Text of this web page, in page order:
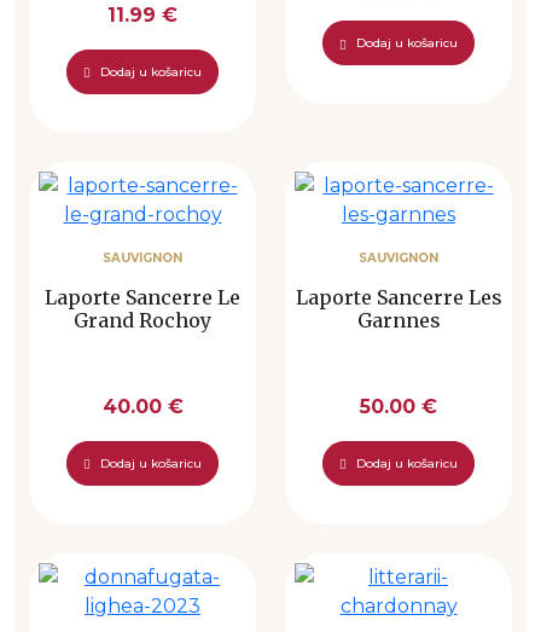
11.99 €
Dodaj u košaricu
Dodaj u košaricu
SAUVIGNON
Laporte Sancerre Le
Grand Rochoy
40.00 €
Dodaj u košaricu
SAUVIGNON
Laporte Sancerre Les
Garnnes
50.00 €
Dodaj u košaricu